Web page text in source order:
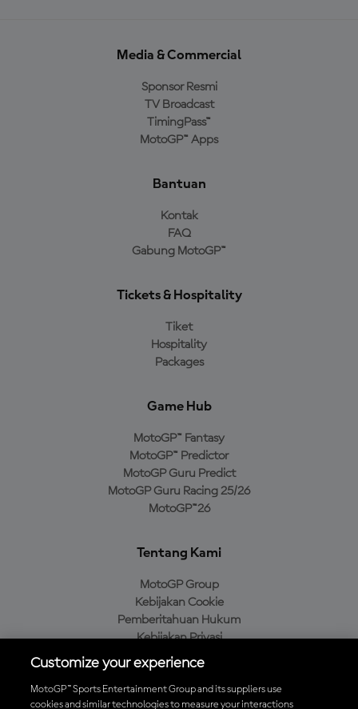
Media & Commercial
Sponsor Resmi
TV Broadcast
TimingPass™
MotoGP™ Apps
Bantuan
Kontak
FAQ
Gabung MotoGP™
Tickets & Hospitality
Tiket
Hospitality
Packages
Game Hub
MotoGP™ Fantasy
MotoGP™ Predictor
MotoGP Guru Predict
MotoGP Guru Racing 25/26
MotoGP™26
Tentang Kami
MotoGP Group
Kebijakan Cookie
Pemberitahuan Hukum
Kebijakan Privasi
Kebijakan Pembelian
Customize your experience
MotoGP™ Sports Entertainment Group and its suppliers use
cookies and similar technologies to measure your interactions